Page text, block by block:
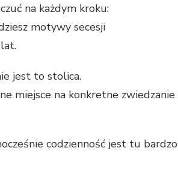
na każdym kroku:
motywy secesji
jest to stolica.
miejsce na konkretne zwiedzanie
codzienność jest tu bardzo